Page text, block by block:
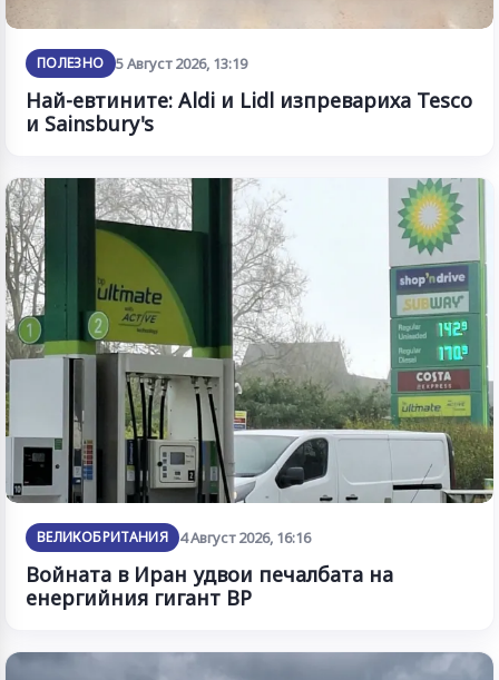
ПОЛЕЗНО 5 Август 2026, 13:19
Най-евтините: Aldi и Lidl изпревариха Tesco
и Sainsbury's
ВЕЛИКОБРИТАНИЯ 4 Август 2026, 16:16
Войната в Иран удвои печалбата на
енергийния гигант BP